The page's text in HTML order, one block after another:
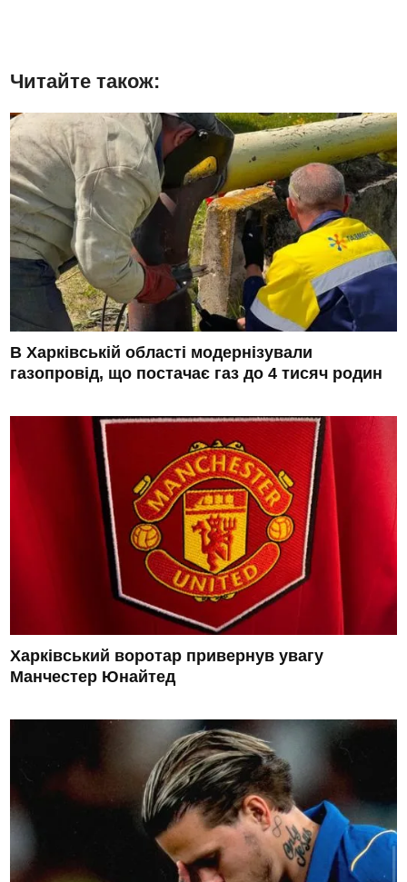
Читайте також:
В Харківській області модернізували
газопровід, що постачає газ до 4 тисяч родин
Харківський воротар привернув увагу
Манчестер Юнайтед